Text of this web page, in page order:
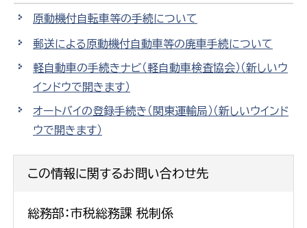
原動機付自転車等の手続について
郵送による原動機付自動車等の廃車手続について
軽自動車の手続きナビ（軽自動車検査協会） （新しいウ
インドウで開きます）
オートバイの登録手続き（関東運輸局） （新しいウインド
ウで開きます）
この情報に関するお問い合わせ先
総務部：市税総務課 税制係